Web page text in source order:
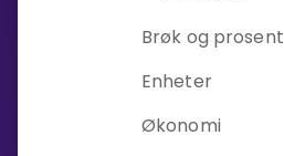
Brøk og prosent
Enheter
Økonomi